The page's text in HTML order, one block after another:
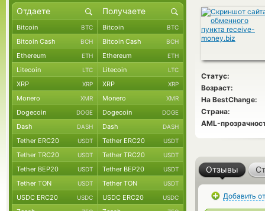
Статус:
Возраст:
На BestChange:
Страна:
AML-
Отзывы
Добавить
Bitcoin BTC Bitcoin BTC
Bitcoin Cash BCH Bitcoin Cash BCH
Ethereum ETH Ethereum ETH
Litecoin LTC Litecoin LTC
XRP XRP XRP XRP
Monero XMR Monero XMR
Dogecoin DOGE Dogecoin DOGE
Dash DASH Dash DASH
Tether ERC20 USDT Tether ERC20 USDT
Tether TRC20 USDT Tether TRC20 USDT
Tether BEP20 USDT Tether BEP20 USDT
Tether TON USDT Tether TON USDT
USDC ERC20 USDC USDC ERC20 USDC